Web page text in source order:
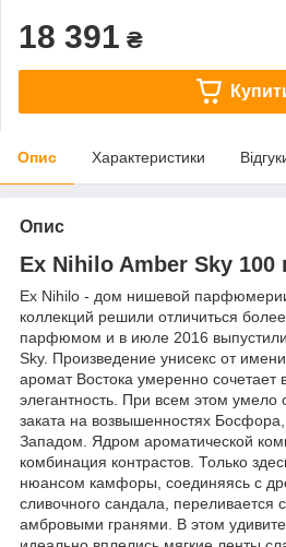
18 391 ₴
Опис Характеристики
Опис
Ex Nihilo Amber Sky 100
Ex Nihilo - дом нишевой
коллекций решили отличиться
парфюмом и в июле 2016
Sky. Произведение унисекс от
аромат Востока умеренно сочетает
элегантность. При всем этом умело
заката на возвышенностях Босфора,
Западом. Ядром ароматической
комбинация контрастов. Только
нюансом камфоры, соединяясь с
сливочного сандала,
амбровыми гранями. В этом